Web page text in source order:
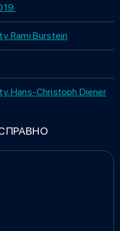
Rami Burstein
Hans-Christoph Diener
СПРАВНО